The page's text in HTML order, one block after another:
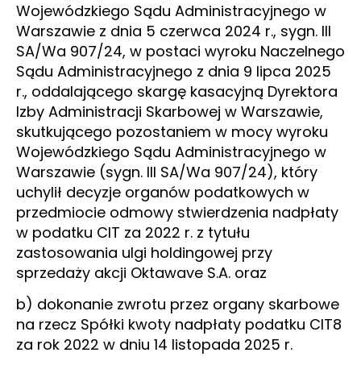
Wojewódzkiego Sądu Administracyjnego w
Warszawie z dnia 5 czerwca 2024 r., sygn. III
SA/Wa 907/24, w postaci wyroku Naczelnego
Sądu Administracyjnego z dnia 9 lipca 2025
r., oddalającego skargę kasacyjną Dyrektora
Izby Administracji Skarbowej w Warszawie,
skutkującego pozostaniem w mocy wyroku
Wojewódzkiego Sądu Administracyjnego w
Warszawie (sygn. III SA/Wa 907/24), który
uchylił decyzje organów podatkowych w
przedmiocie odmowy stwierdzenia nadpłaty
w podatku CIT za 2022 r. z tytułu
zastosowania ulgi holdingowej przy
sprzedaży akcji Oktawave S.A. oraz
b) dokonanie zwrotu przez organy skarbowe
na rzecz Spółki kwoty nadpłaty podatku CIT8
za rok 2022 w dniu 14 listopada 2025 r.